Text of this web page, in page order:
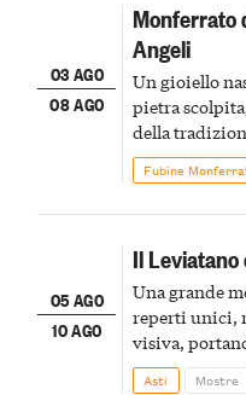
03 AGO
08 AGO
Monferrato
Angeli
Un gioiello
pietra
della
Fubine
05 AGO
10 AGO
Il Leviatano
Una grande
reperti unici,
visiva,
della scena le
Asti Mostre